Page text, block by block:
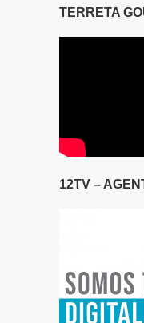
TERRETA
12TV –